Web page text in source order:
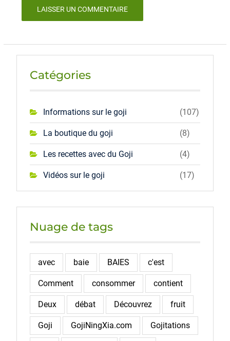
Catégories
Informations sur le goji (107)
La boutique du goji (8)
Les recettes avec du Goji (4)
Vidéos sur le goji (17)
Nuage de tags
avec baie BAIES c'est
Comment consommer contient
Deux débat Découvrez fruit
Goji GojiNingXia.com Gojitations